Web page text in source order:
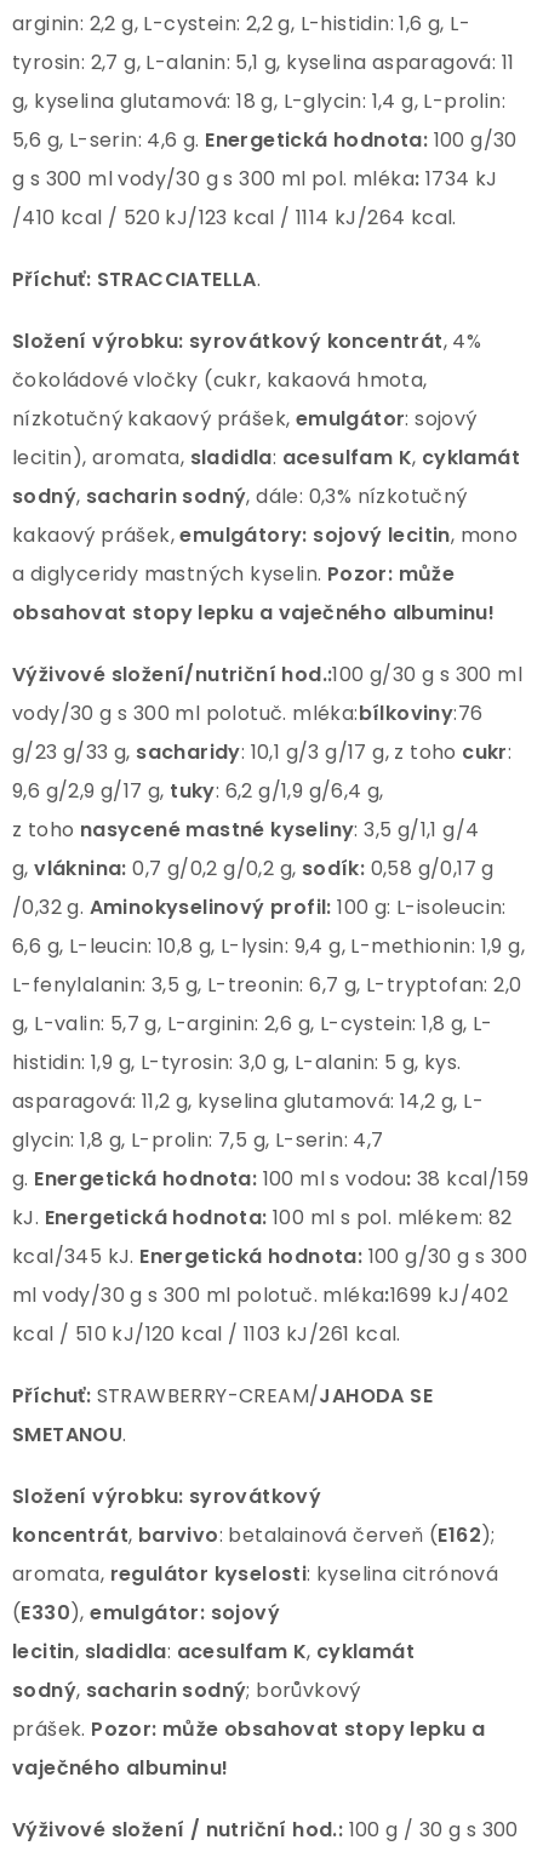
arginin: 2,2 g, L-cystein: 2,2 g, L-histidin: 1,6 g, L-
tyrosin: 2,7 g, L-alanin: 5,1 g, kyselina asparagová: 11
g, kyselina glutamová: 18 g, L-glycin: 1,4 g, L-prolin:
5,6 g, L-serin: 4,6 g. Energetická hodnota: 100 g/30
g s 300 ml vody/30 g s 300 ml pol. mléka: 1734 kJ
/410 kcal / 520 kJ/123 kcal / 1114 kJ/264 kcal.
Příchuť: STRACCIATELLA.
Složení výrobku: syrovátkový koncentrát, 4%
čokoládové vločky (cukr, kakaová hmota,
nízkotučný kakaový prášek, emulgátor: sojový
lecitin), aromata, sladidla: acesulfam K, cyklamát
sodný, sacharin sodný, dále: 0,3% nízkotučný
kakaový prášek,emulgátory: sojový lecitin, mono
a diglyceridy mastných kyselin. Pozor: může
obsahovat stopy lepku a vaječného albuminu!
Výživové složení/nutriční hod.:100 g/30 g s 300 ml
vody/30 g s 300 ml polotuč. mléka:bílkoviny:76
g/23 g/33 g, sacharidy: 10,1 g/3 g/17 g, z toho cukr:
9,6 g/2,9 g/17 g, tuky: 6,2 g/1,9 g/6,4 g,
z toho nasycené mastné kyseliny: 3,5 g/1,1 g/4
g,vláknina: 0,7 g/0,2 g/0,2 g, sodík: 0,58 g/0,17 g
/0,32 g. Aminokyselinový profil:100 g: L-isoleucin:
6,6 g, L-leucin: 10,8 g, L-lysin: 9,4 g, L-methionin: 1,9 g,
L-fenylalanin: 3,5 g, L-treonin: 6,7 g, L-tryptofan: 2,0
g, L-valin: 5,7 g, L-arginin: 2,6 g, L-cystein: 1,8 g, L-
histidin: 1,9 g, L-tyrosin: 3,0 g, L-alanin: 5 g, kys.
asparagová: 11,2 g, kyselina glutamová: 14,2 g, L-
glycin: 1,8 g, L-prolin: 7,5 g, L-serin: 4,7
g. Energetická hodnota: 100 ml s vodou: 38 kcal/159
kJ. Energetická hodnota: 100 ml s pol. mlékem: 82
kcal/345 kJ. Energetická hodnota: 100 g/30 g s 300
ml vody/30 g s 300 ml polotuč. mléka:1699 kJ/402
kcal / 510 kJ/120 kcal / 1103 kJ/261 kcal.
Příchuť: STRAWBERRY-CREAM/JAHODA SE
SMETANOU.
Složení výrobku: syrovátkový
koncentrát, barvivo: betalainová červeň (E162);
aromata, regulátor kyselosti: kyselina citrónová
(E330), emulgátor: sojový
lecitin, sladidla: acesulfam K, cyklamát
sodný, sacharin sodný; borůvkový
prášek. Pozor: může obsahovat stopy lepku a
vaječného albuminu!
Výživové složení / nutriční hod.: 100 g / 30 g s 300